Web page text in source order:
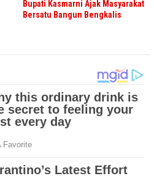
Bupati Kasmarni Ajak Masyarakat
Bersatu Bangun Bengkalis